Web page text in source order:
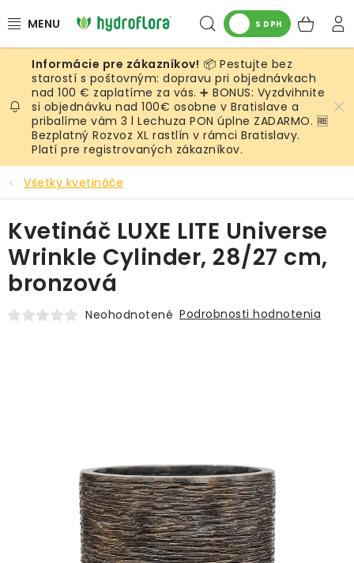
na
Hľadať
S DPH
RASTLINY
UMELÉ RASTLINY
KVETINÁČE
SUBSTRÁTY A PRÍSLUŠENSTVO
SERVIS INTERIÉROVEJ ZELENE
ŽIVÉ STENY
NA OBJEDNÁVKU
📦 Pestujte bez
starostí s poštovným: dopravu pri objednávkach
nad 100 € zaplatíme za vás. ➕ BONUS: Vyzdvihnite
si objednávku nad 100€ osobne v Bratislave a
pribalíme vám 3 l Lechuza PON úplne ZADARMO. 🆓
Bezplatný Rozvoz XL rastlín v rámci Bratislavy.
Platí pre registrovaných zákazníkov.
Všetky kvetináče
Kvetináč LUXE LITE Universe
Wrinkle Cylinder, 28/27 cm,
bronzová
Neohodnotené Podrobnosti hodnotenia